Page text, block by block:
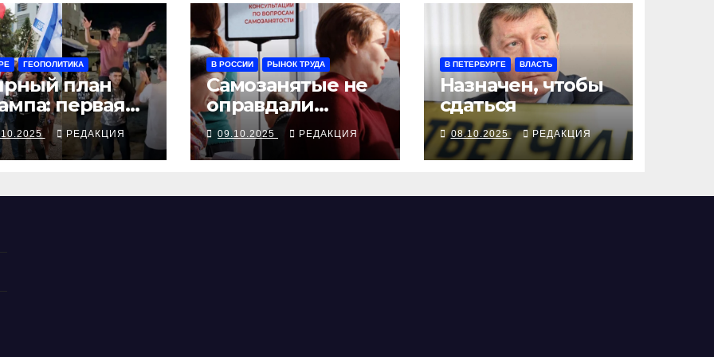
ГЕОПОЛИТИКА
план
первая
—
— под
РЕДАКЦИЯ
В РОССИИ РЫНОК ТРУДА
Самозанятые не
оправдали
ожиданий
09.10.2025 РЕДАКЦИЯ
В ПЕТЕРБУРГЕ ВЛАСТЬ
Назначен, чтобы
сдаться
08.10.2025 РЕДАКЦИЯ